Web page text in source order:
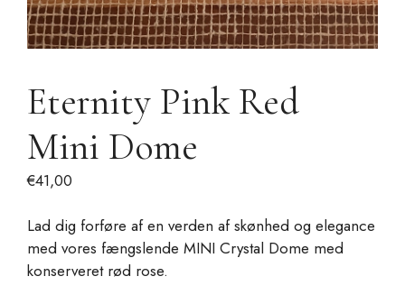
Eternity Pink Red
Mini Dome
€41,00
Lad dig forføre af en verden af skønhed og elegance
med vores fængslende MINI Crystal Dome med
konserveret rød rose.